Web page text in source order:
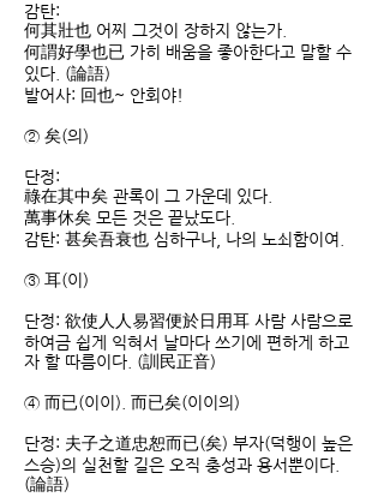
감탄:
何其壯也 어찌 그것이 장하지 않는가.
何謂好學也已 가히 배움을 좋아한다고 말할 수
있다. (論語)
발어사: 回也~ 안회야!
② 矣(의)
단정:
祿在其中矣 관록이 그 가운데 있다.
萬事休矣 모든 것은 끝났도다.
감탄: 甚矣吾衰也 심하구나, 나의 노쇠함이여.
③ 耳(이)
단정: 欲使人人易習便於日用耳 사람 사람으로
하여금 쉽게 익혀서 날마다 쓰기에 편하게 하고
자 할 따름이다. (訓民正音)
④ 而已(이이). 而已矣(이이의)
단정: 夫子之道忠恕而已(矣) 부자(덕행이 높은
스승)의 실천할 길은 오직 충성과 용서뿐이다.
(論語)